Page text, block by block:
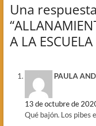
Una
A LA
PAULA
13 de octubre de
Qué bajón. Los pibes